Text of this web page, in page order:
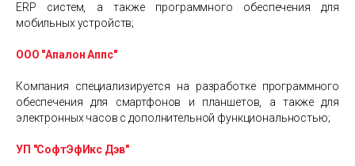
ERP систем, а также программного обеспечения для
мобильных устройств;
ООО "Апалон Аппс"
Компания специализируется на разработке программного
обеспечения для смартфонов и планшетов, а также для
электронных часов с дополнительной функциональностью;
УП "СофтЭфИкс Дэв"